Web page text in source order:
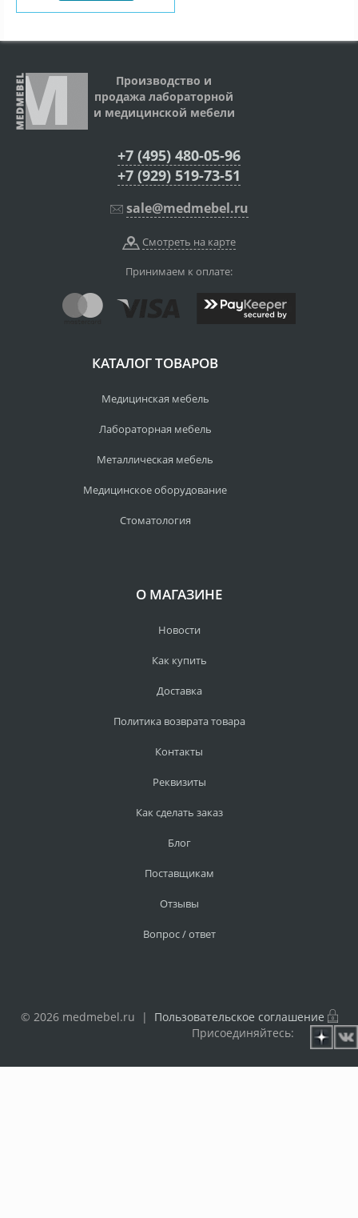
Производство и
продажа лабораторной
и медицинской мебели
+7 (495) 480-05-96
+7 (929) 519-73-51
sale@medmebel.ru
Смотреть на карте
Принимаем к оплате:
КАТАЛОГ ТОВАРОВ
Медицинская мебель
Лабораторная мебель
Металлическая мебель
Медицинское оборудование
Стоматология
О МАГАЗИНЕ
Новости
Как купить
Доставка
Политика возврата товара
Контакты
Реквизиты
Как сделать заказ
Блог
Поставщикам
Отзывы
Вопрос / ответ
© 2026 medmebel.ru | Пользовательское соглашение
Присоединяйтесь: